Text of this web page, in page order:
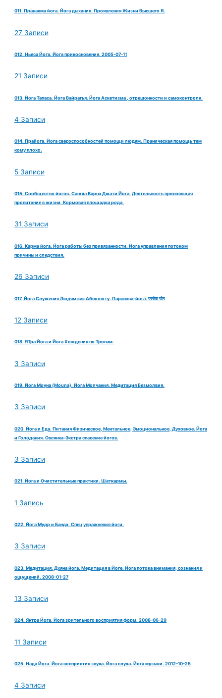
011. Пранаяма йога. Йога дыхания. Проявления Жизни Высшего Я.
27 Записи
012. Ньяса Йога. Йога прикосновения. 2005-07-11
21 Записи
013. Йога Тапаса. Йога Вайрагья. Йога Аскетизма , отрешонности и самоконтроля.
4 Записи
014. Прайога. Йога сверхспособностей помощи людям. Праническая помощь тем
кому плохо.
5 Записи
015. Сообщество йогов. Сангха Варна Джати Йога. Деятельность приносящая
пропитание в жизни. Кормовая площадка рода.
31 Записи
016. Карма йога. Йога работы без привязанности. Йога управления потоком
причины и следствия.
26 Записи
017. Йога Служения Людям как Абсолюту. Парасэва-йога. परसेवा योग
12 Записи
018. ЯТра Йога и Йога Хождения по Тропам.
3 Записи
019. Йога Моуна (Mouna). Йога Молчания. Медитация Безмолвия.
3 Записи
020. Йога и Еда. Питания Физическое, Ментальное, Эмоциональное, Духовное. Йога
и Голодания. Овсянка-Экстра спасение йогов.
3 Записи
021. Йога и Очистительные практики. Шаткармы.
1 Запись
022. Йога Мудр и Бандх. Спец упражнения йоги.
3 Записи
023. Медитация. Дхяна йога. Медитация в Йоге. Йога потока внимания, сознания и
ощущений. 2008-01-27
13 Записи
024. Янтра Йога. Йога зрительного восприятия форм. 2008-06-29
11 Записи
025. Нада Йога. Йога восприятия звука. Йога слуха. Йога музыки. 2012-10-25
4 Записи